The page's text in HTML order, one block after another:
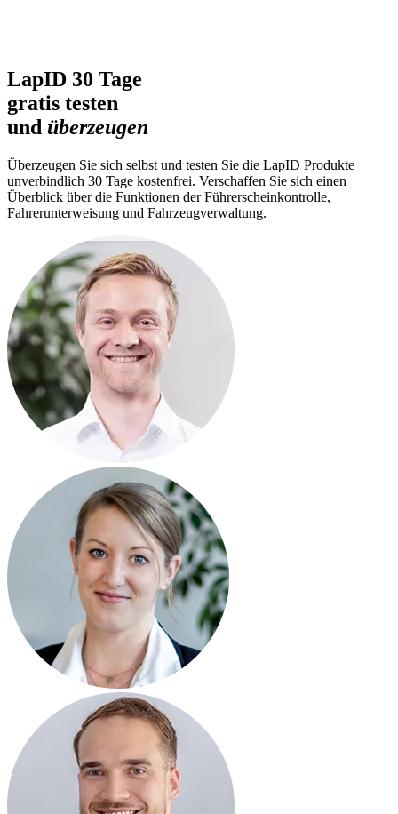
LapID 30 Tage
gratis testen
und überzeugen
Überzeugen Sie sich selbst und testen Sie die LapID Produkte
unverbindlich 30 Tage kostenfrei. Verschaffen Sie sich einen
Überblick über die Funktionen der Führerscheinkontrolle,
Fahrerunterweisung und Fahrzeugverwaltung.